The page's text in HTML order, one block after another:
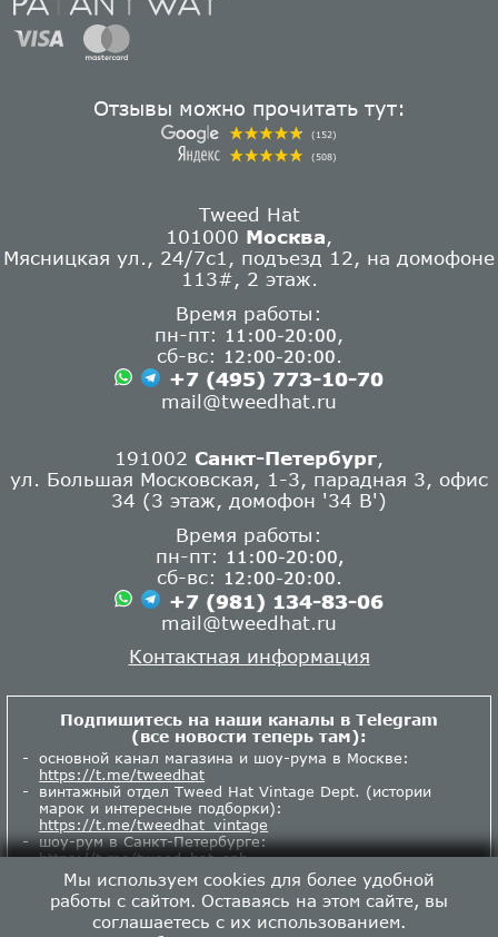
Отзывы можно прочитать тут:
(152)
(508)
Tweed Hat
101000 Москва
Мясницкая ул., 24/7с1, подъезд 12, на домофоне
113#, 2 этаж.
Время работы:
пн-пт:
11:00-20:00
сб-вс:
12:00-20:00
+7 (495) 773-10-70
mail@tweedhat.ru
191002 Санкт-Петербург
ул. Большая Московская, 1-3, парадная 3, офис
34 (3 этаж, домофон '34 В')
Время работы:
пн-пт:
11:00-20:00,
сб-вс: 12:00-20:00
+7 (981) 134-83-06
mail@tweedhat.ru
Контактная информация
Подпишитесь на наши каналы в Telegram
(все новости теперь там):
основной канал магазина и шоу-рума в Москве:
https://t.me/tweedhat
винтажный отдел Tweed Hat Vintage Dept. (истории
марок и интересные подборки):
https://t.me/tweedhat_vintage
шоу-рум в Санкт-Петербурге:
https://t.me/tweed_hat_spb
Мы используем cookies для более удобной
работы с сайтом. Оставаясь на этом сайте, вы
соглашаетесь с их использованием.